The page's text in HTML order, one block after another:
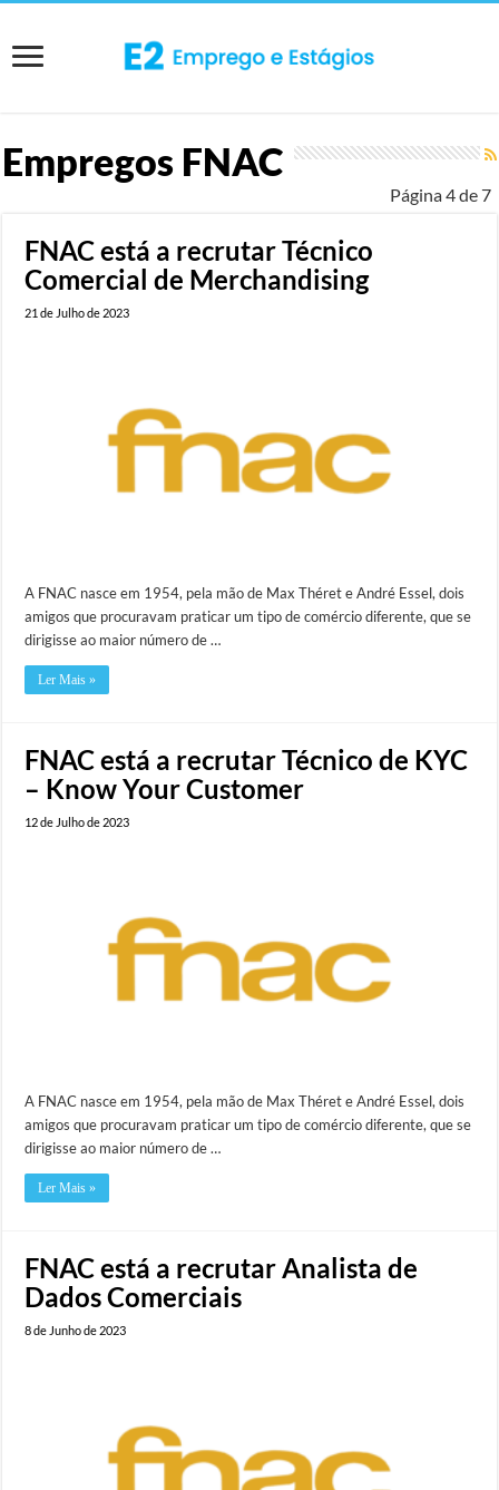
Empregos FNAC
Página 4 de 7
FNAC está a recrutar Técnico
Comercial de Merchandising
21 de Julho de 2023
A FNAC nasce em 1954, pela mão de Max Théret e André Essel, dois
amigos que procuravam praticar um tipo de comércio diferente, que se
dirigisse ao maior número de …
Ler Mais »
FNAC está a recrutar Técnico de KYC
– Know Your Customer
12 de Julho de 2023
A FNAC nasce em 1954, pela mão de Max Théret e André Essel, dois
amigos que procuravam praticar um tipo de comércio diferente, que se
dirigisse ao maior número de …
Ler Mais »
FNAC está a recrutar Analista de
Dados Comerciais
8 de Junho de 2023